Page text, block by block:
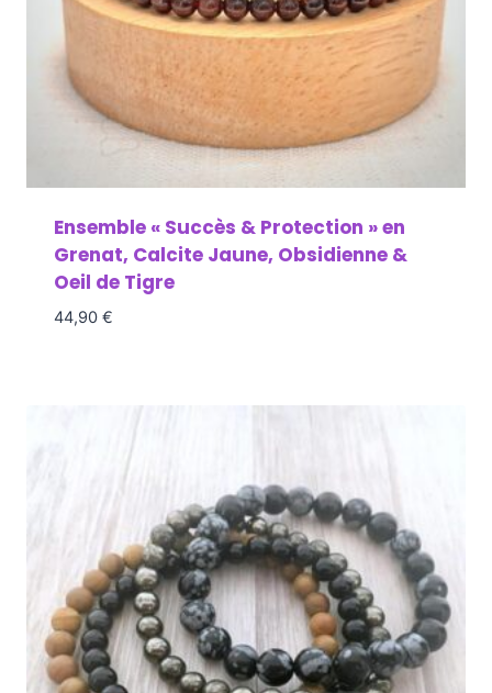
Ensemble « Succès & Protection » en
Grenat, Calcite Jaune, Obsidienne &
Oeil de Tigre
44,90 €